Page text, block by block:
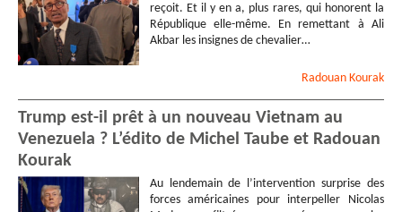
reçoit. Et il y en a, plus rares, qui honorent la
République elle-même. En remettant à Ali
Akbar les insignes de chevalier…
Radouan Kourak
Trump est-il prêt à un nouveau Vietnam au
Venezuela ? L’édito de Michel Taube et Radouan
Kourak
Au lendemain de l’intervention surprise des
forces américaines pour interpeller Nicolas